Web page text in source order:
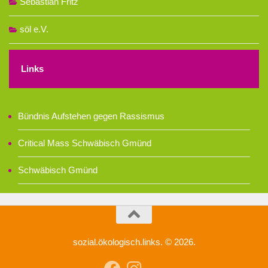
söl e.V.
Links
Bündnis Aufstehen gegen Rassismus
Critical Mass Schwäbisch Gmünd
Schwäbisch Gmünd
sozial.ökologisch.links. © 2026.